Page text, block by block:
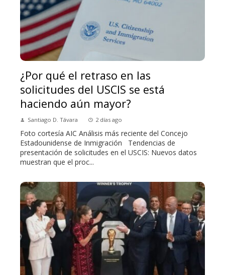
¿Por qué el retraso en las
solicitudes del USCIS se está
haciendo aún mayor?
Santiago D. Távara 2 días ago
Foto cortesía AIC Análisis más reciente del Concejo
Estadounidense de Inmigración Tendencias de
presentación de solicitudes en el USCIS: Nuevos datos
muestran que el proc...